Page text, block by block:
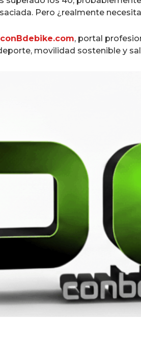
Pero ¿realmente
conBdebike.com, portal
movilidad sostenible y